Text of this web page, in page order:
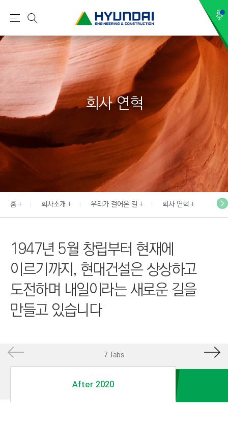
현
건
설
(
H
Y
U
D
A
E
N
N
E
R
I
N
N
메
뉴
검
색
회사 연혁
홈 회사소개 우리가 걸어온 길 회사 연혁
1947년 5월 창립부터 현재에
이르기까지, 현대건설은 상상하고
도전하며 내일이라는 새로운 길을
만들고 있습니다
7 Tabs
After 2020